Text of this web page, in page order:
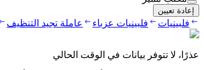
إعادة تعيين
فلبينيات فلبينيات عزباء عاملة تجيد التنظيف
عذرًا، لا تتوفر بيانات في الوقت الحالي